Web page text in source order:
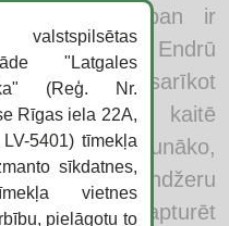
patlaban ir
ienaidnieks Endrū
plāno sarīkot
jau tagad kaitē
novērstu ļaunāko,
Slepeno reindžeru
izdosies apturēt
"Latgales
(Reģ. Nr.
Rīgas iela 22A,
5401) tīmekļa
sīkdatnes,
vietnes
pielāgotu to